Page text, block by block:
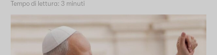
Tempo di lettura: 3 minuti